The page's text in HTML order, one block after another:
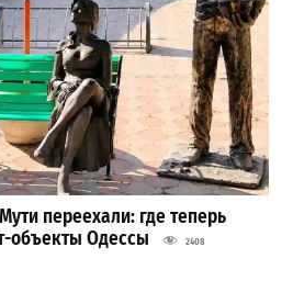
переехали: где теперь
объекты Одессы
2408